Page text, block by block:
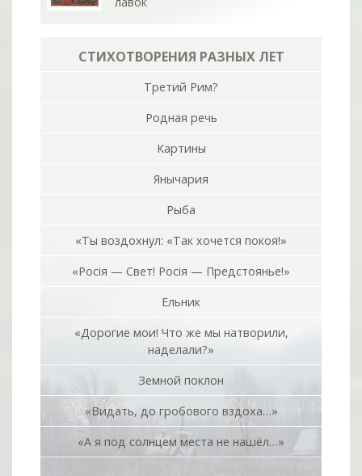
СТИХОТВОРЕНИЯ РАЗНЫХ ЛЕТ
Третий Рим?
Родная речь
Картины
Янычария
Рыба
«Ты воздохнул: «Так хочется покоя!»
«Росiя — Свет! Росiя — Предстоянье!»
Ельник
«Дорогие мои! Что же мы натворили,
наделали?»
Земной поклон
«Видать, до гробового вздоха…»
«А я под солнцем места не нашёл…»